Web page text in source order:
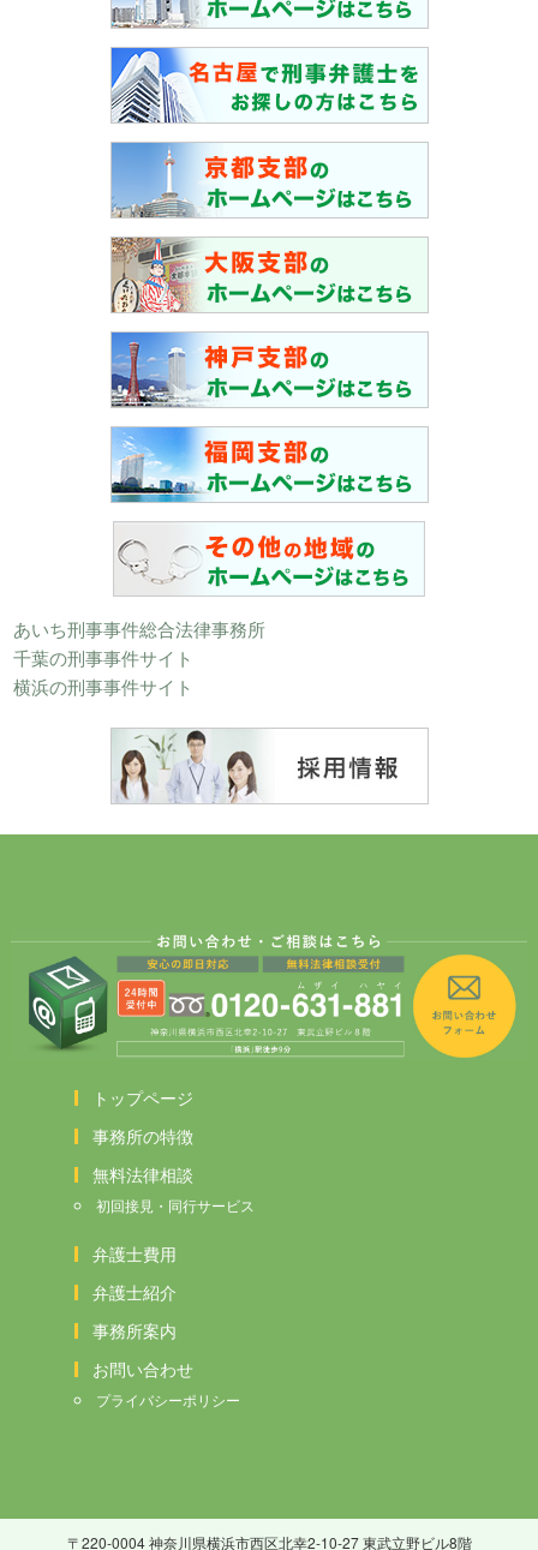
あいち刑事事件総合法律事務所
千葉の刑事事件サイト
横浜の刑事事件サイト
トップページ
事務所の特徴
無料法律相談
初回接見・同行サービス
弁護士費用
弁護士紹介
事務所案内
お問い合わせ
プライバシーポリシー
〒220-0004 神奈川県横浜市西区北幸2-10-27 東武立野ビル8階